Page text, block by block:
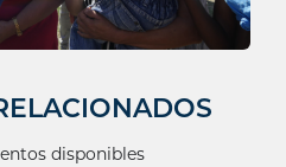
disponibles